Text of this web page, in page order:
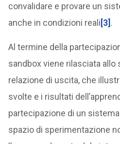
convalidare e provare un
anche in condizioni reali[3].
Al termine della
sandbox viene rilasciata allo
relazione di uscita, che
svolte e i risultati
partecipazione di un
spazio di sperimentazione